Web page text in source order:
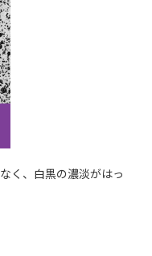
く、白黒の濃淡がはっ